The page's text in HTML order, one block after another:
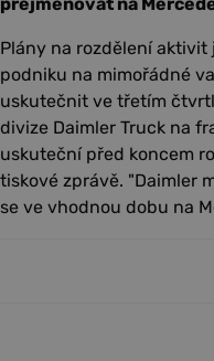
Plány na rozdělení
podniku na mimořádné
uskutečnit ve třetím
divize Daimler Truck na
uskuteční před koncem
tiskové zprávě. "Daimler
se ve vhodnou dobu na